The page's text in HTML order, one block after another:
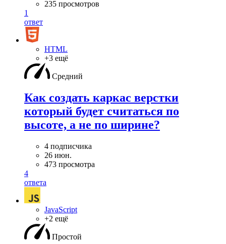
235 просмотров
1
ответ
HTML
+3 ещё
Средний
Как создать каркас верстки
который будет считаться по
высоте, а не по ширине?
4 подписчика
26 июн.
473 просмотра
4
ответа
JavaScript
+2 ещё
Простой